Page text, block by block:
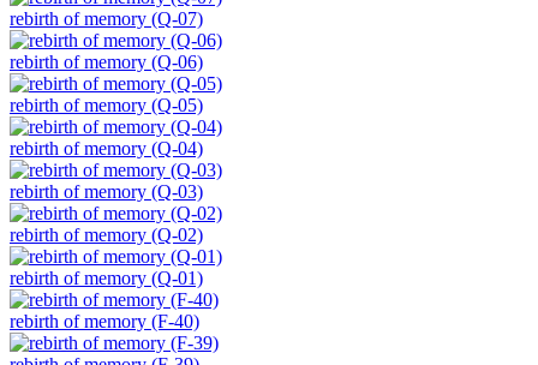
rebirth of memory (Q-07)
rebirth of memory (Q-06)
rebirth of memory (Q-05)
rebirth of memory (Q-04)
rebirth of memory (Q-03)
rebirth of memory (Q-02)
rebirth of memory (Q-01)
rebirth of memory (F-40)